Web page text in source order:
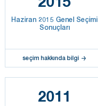
Haziran 2015 Genel Seçimi
Sonuçları
seçim hakkında bilgi
2011